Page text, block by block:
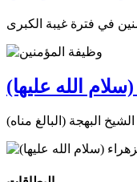
في فترة غيبة الكبرى
الله عليها)
البهجة (البالغ مناه)